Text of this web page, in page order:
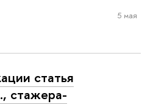
5 мая
статья
стажера-